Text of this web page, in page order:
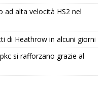
alta velocità HS2 nel
di Heathrow in alcuni giorni
si rafforzano grazie al